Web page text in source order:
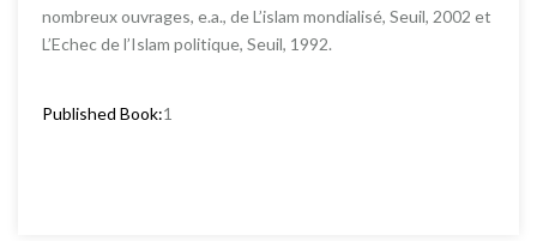
nombreux ouvrages, e.a., de L’islam mondialisé, Seuil, 2002 et
L’Echec de l’Islam politique, Seuil, 1992.
Published Book:1